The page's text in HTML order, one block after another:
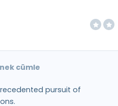
cümle
pursuit of